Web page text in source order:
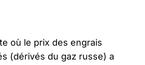
où le prix des engrais
(dérivés du gaz russe) a